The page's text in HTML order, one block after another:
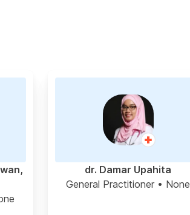
dr. Damar Upahita
General Practitioner • None